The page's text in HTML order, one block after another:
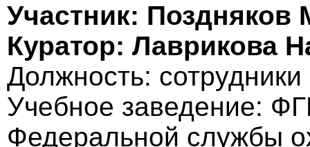
Участник:
Куратор: Лаврикова
Должность: cотрудники
Учебное заведение:
Федеральной службы